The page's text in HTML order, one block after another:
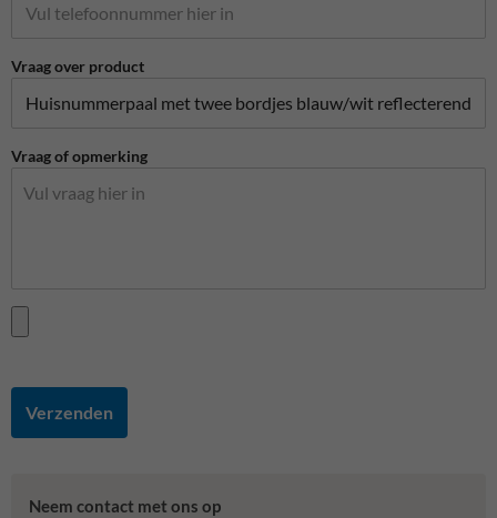
Vraag over product
Vraag of opmerking
Verzenden
Neem contact met ons op